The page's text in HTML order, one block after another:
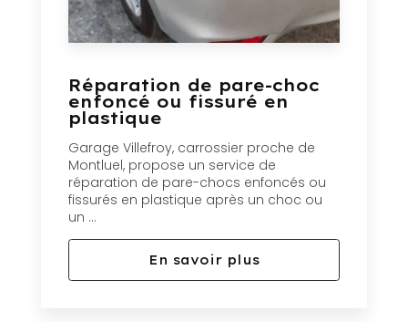
Réparation de pare-choc
enfoncé ou fissuré en
plastique
Garage Villefroy, carrossier proche de
Montluel, propose un service de
réparation de pare-chocs enfoncés ou
fissurés en plastique après un choc ou
un ...
En savoir plus